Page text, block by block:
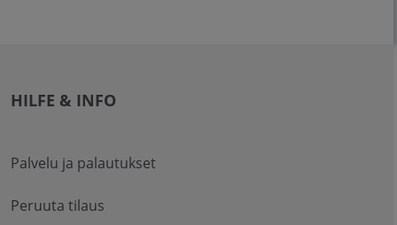
HILFE & INFO
Palvelu ja palautukset
Peruuta tilaus